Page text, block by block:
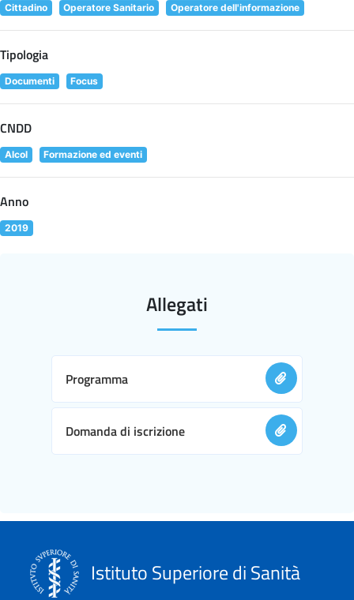
Cittadino Operatore Sanitario Operatore dell'informazione
Tipologia
Documenti Focus
CNDD
Alcol Formazione ed eventi
Anno
2019
Allegati
Programma
Domanda di iscrizione
Istituto Superiore di Sanità